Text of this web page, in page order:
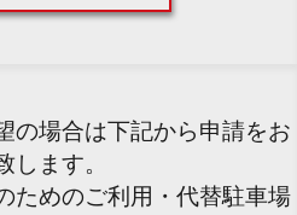
の場合は下記から申請をお
します。
ためのご利用・代替駐車場